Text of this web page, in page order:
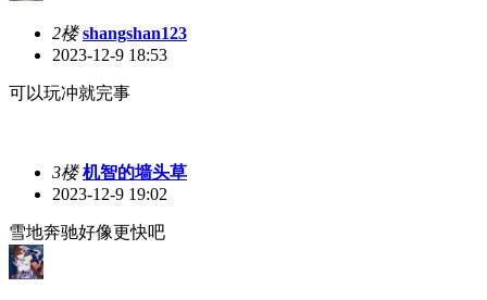
2楼 shangshan123
2023-12-9 18:53
可以玩冲就完事
3楼 机智的墙头草
2023-12-9 19:02
雪地奔驰好像更快吧